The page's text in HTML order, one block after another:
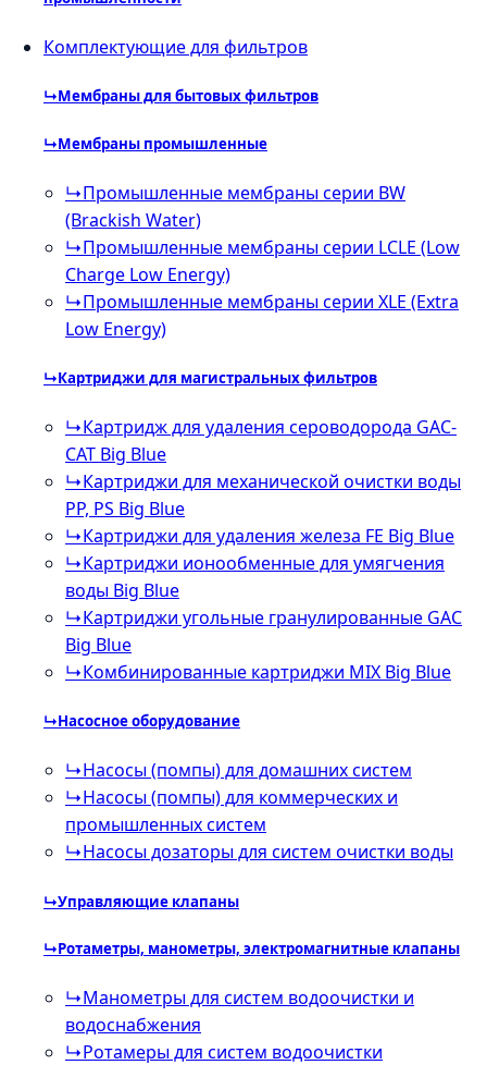
Комплектующие для фильтров
↳Мембраны для бытовых фильтров
↳Мембраны промышленные
↳Промышленные мембраны серии BW
(Brackish Water)
↳Промышленные мембраны серии LCLE (Low
Charge Low Energy)
↳Промышленные мембраны серии XLE (Extra
Low Energy)
↳Картриджи для магистральных фильтров
↳Картридж для удаления сероводорода GAC-
CAT Big Blue
↳Картриджи для механической очистки воды
PP, PS Big Blue
↳Картриджи для удаления железа FE Big Blue
↳Картриджи ионообменные для умягчения
воды Big Blue
↳Картриджи угольные гранулированные GAC
Big Blue
↳Комбинированные картриджи MIX Big Blue
↳Насосное оборудование
↳Насосы (помпы) для домашних систем
↳Насосы (помпы) для коммерческих и
промышленных систем
↳Насосы дозаторы для систем очистки воды
↳Управляющие клапаны
↳Ротаметры, манометры, электромагнитные клапаны
↳Манометры для систем водоочистки и
водоснабжения
↳Ротамеры для систем водоочистки